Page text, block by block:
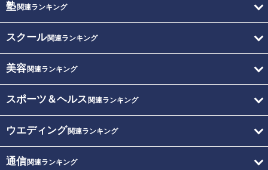
塾関連ランキング
スクール関連ランキング
美容関連ランキング
スポーツ＆ヘルス 関連ランキング
ウエディング関連ランキング
通信関連ランキング